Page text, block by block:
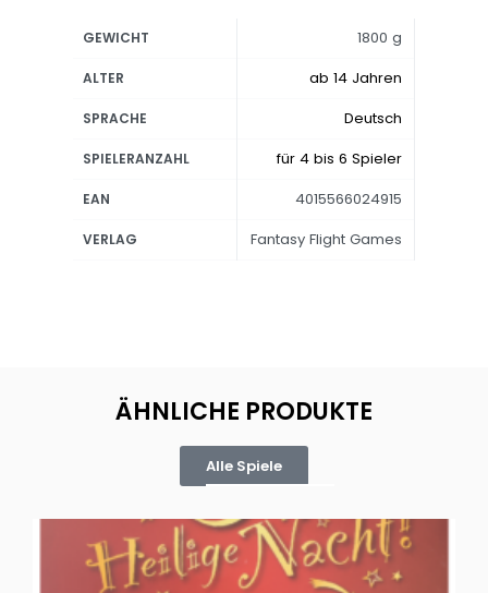
GEWICHT 1800 g
ALTER ab 14 Jahren
SPRACHE Deutsch
SPIELERANZAHL für 4 bis 6 Spieler
EAN 4015566024915
VERLAG Fantasy Flight Games
ÄHNLICHE PRODUKTE
Alle Spiele